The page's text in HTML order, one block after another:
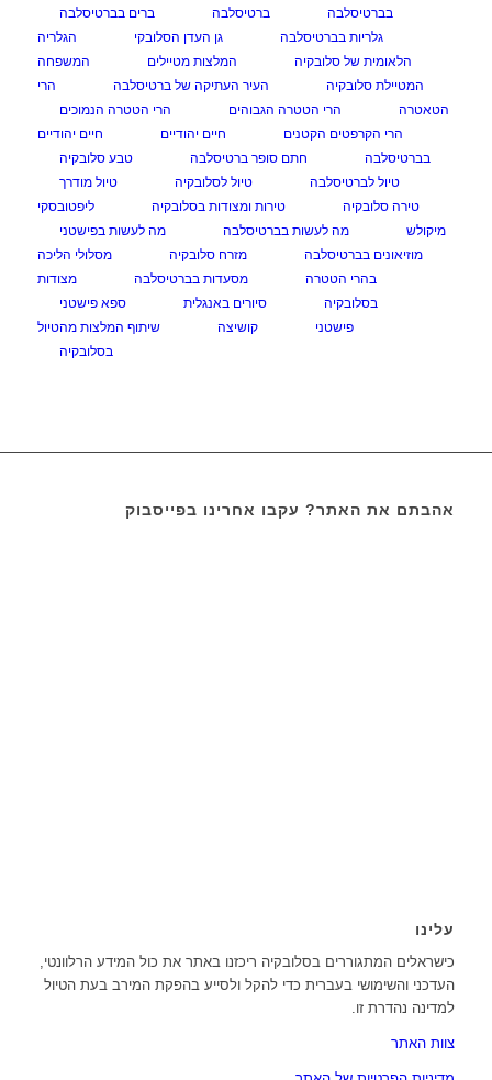
בברטיסלבה
ברטיסלבה
ברים בברטיסלבה
גלריות בברטיסלבה
גן העדן הסלובקי
הגלריה
הלאומית של סלובקיה
המלצות מטיילים
המשפחה
המטיילת סלובקיה
העיר העתיקה של ברטיסלבה
הרי
הטאטרה
הרי הטטרה הגבוהים
הרי הטטרה הנמוכים
הרי הקרפטים הקטנים
חיים יהודיים
חיים יהודיים
בברטיסלבה
חתם סופר ברטיסלבה
טבע סלובקיה
טיול לברטיסלבה
טיול לסלובקיה
טיול מודרך
טירה סלובקיה
טירות ומצודות בסלובקיה
ליפטובסקי
מיקולש
מה לעשות בברטיסלבה
מה לעשות בפישטני
מוזיאונים בברטיסלבה
מזרח סלובקיה
מסלולי הליכה
בהרי הטטרה
מסעדות בברטיסלבה
מצודות
בסלובקיה
סיורים באנגלית
ספא פישטני
פישטני
קושיצה
שיתוף המלצות מהטיול
בסלובקיה
אהבתם את האתר? עקבו אחרינו בפייסבוק
עלינו
כישראלים המתגוררים בסלובקיה ריכזנו באתר את כול המידע הרלוונטי,
העדכני והשימושי בעברית כדי להקל ולסייע בהפקת המירב בעת הטיול
למדינה נהדרת זו.
צוות האתר